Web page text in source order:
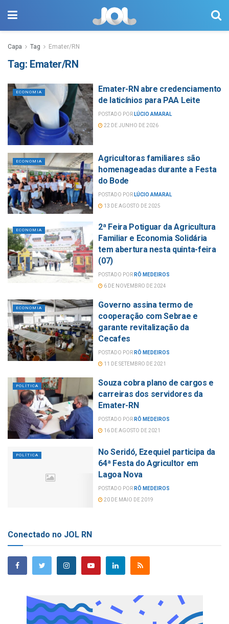
Capa Tag Emater/RN
Tag: Emater/RN
ECONOMIA
Emater-RN abre credenciamento
de laticínios para PAA Leite
POSTADO POR LÚCIO AMARAL
22 DE JUNHO DE 2026
ECONOMIA
Agricultoras familiares são
homenageadas durante a Festa
do Bode
POSTADO POR LÚCIO AMARAL
13 DE AGOSTO DE 2025
ECONOMIA
2ª Feira Potiguar da Agricultura
Familiar e Economia Solidária
tem abertura nesta quinta-feira
(07)
POSTADO POR RÔ MEDEIROS
6 DE NOVEMBRO DE 2024
ECONOMIA
Governo assina termo de
cooperação com Sebrae e
garante revitalização da
Cecafes
POSTADO POR RÔ MEDEIROS
11 DE SETEMBRO DE 2021
POLÍTICA
Souza cobra plano de cargos e
carreiras dos servidores da
Emater-RN
POSTADO POR RÔ MEDEIROS
16 DE AGOSTO DE 2021
POLÍTICA
No Seridó, Ezequiel participa da
64ª Festa do Agricultor em
Lagoa Nova
POSTADO POR RÔ MEDEIROS
20 DE MAIO DE 2019
Conectado no JOL RN